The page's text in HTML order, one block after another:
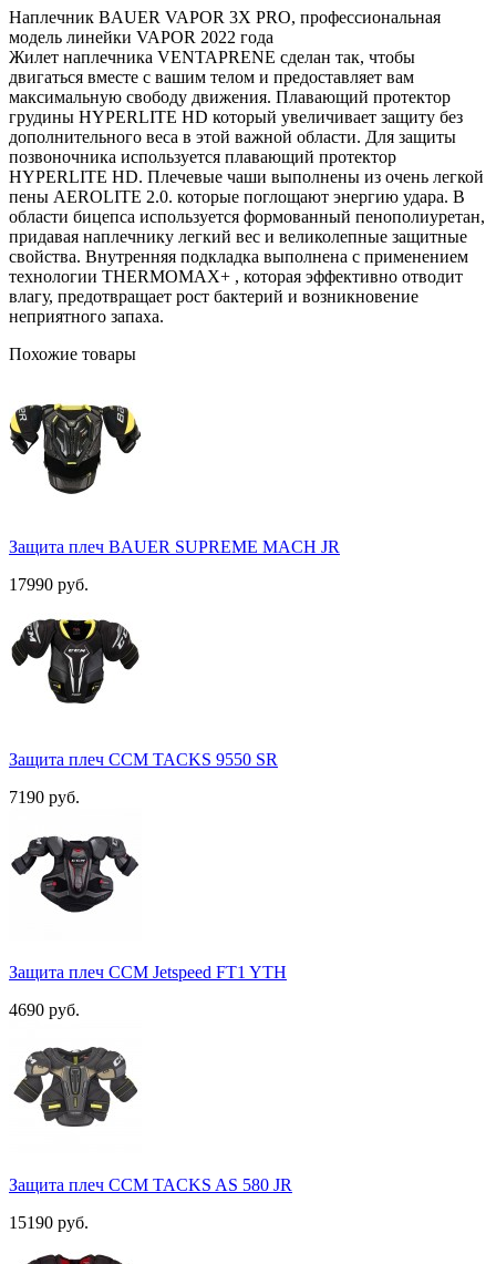
Наплечник BAUER VAPOR 3X PRO, профессиональная
модель линейки VAPOR 2022 года
Жилет наплечника VENTAPRENE сделан так, чтобы
двигаться вместе с вашим телом и предоставляет вам
максимальную свободу движения. Плавающий протектор
грудины HYPERLITE HD который увеличивает защиту без
дополнительного веса в этой важной области. Для защиты
позвоночника используется плавающий протектор
HYPERLITE HD. Плечевые чаши выполнены из очень легкой
пены AEROLITE 2.0. которые поглощают энергию удара. В
области бицепса используется формованный пенополиуретан,
придавая наплечнику легкий вес и великолепные защитные
свойства. Внутренняя подкладка выполнена с применением
технологии THERMOMAX+ , которая эффективно отводит
влагу, предотвращает рост бактерий и возникновение
неприятного запаха.
Похожие товары
Защита плеч BAUER SUPREME MACH JR
17990 руб.
Защита плеч ССМ TACKS 9550 SR
7190 руб.
Защита плеч ССМ Jetspeed FT1 YTH
4690 руб.
Защита плеч ССМ TACKS AS 580 JR
15190 руб.